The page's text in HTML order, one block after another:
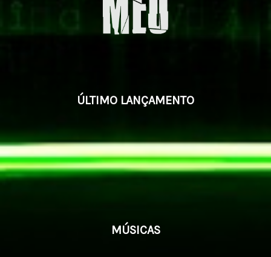
ÚLTIMO LANÇAMENTO
MÚSICAS